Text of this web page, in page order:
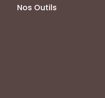
Nos Outils